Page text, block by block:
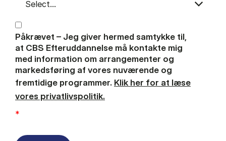
Påkrævet – Jeg giver hermed samtykke til,
at CBS Efteruddannelse må kontakte mig
med information om arrangementer og
markedsføring af vores nuværende og
fremtidige programmer. Klik her for at læse
vores privatlivspolitik.
*